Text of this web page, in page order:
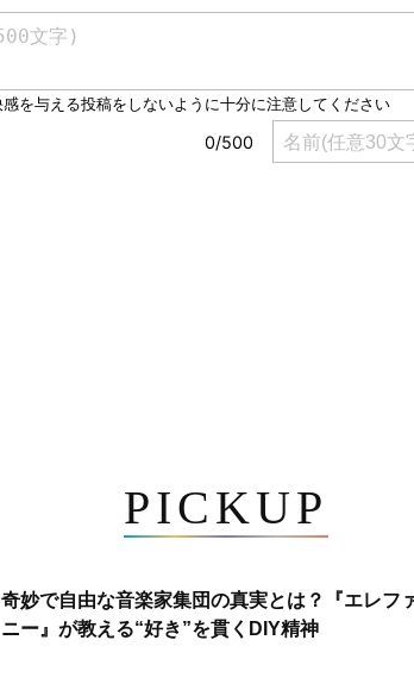
PICKUP
奇妙で自由な音楽家集団の真実とは？『エレフ
ニー』が教える“好き”を貫くDIY精神